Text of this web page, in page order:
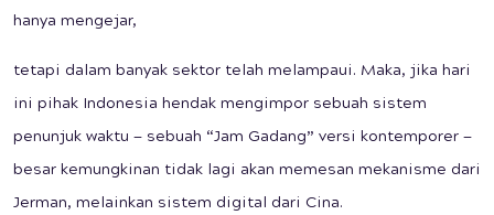
hanya mengejar,
tetapi dalam banyak sektor telah melampaui. Maka, jika hari
ini pihak Indonesia hendak mengimpor sebuah sistem
penunjuk waktu — sebuah “Jam Gadang” versi kontemporer —
besar kemungkinan tidak lagi akan memesan mekanisme dari
Jerman, melainkan sistem digital dari Cina.